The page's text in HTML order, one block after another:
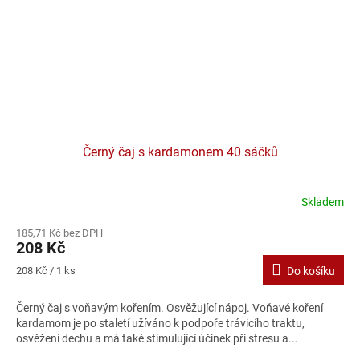
Černý čaj s kardamonem 40 sáčků
produktu
je
5,0
hvězdiček.
Skladem
185,71 Kč bez DPH
208 Kč
Měrná
208 Kč / 1 ks Do košíku
Černý čaj s voňavým kořením. Osvěžující nápoj. Voňavé koření
kardamom je po staletí užíváno k podpoře trávicího traktu,
osvěžení dechu a má také stimulující účinek při stresu a...